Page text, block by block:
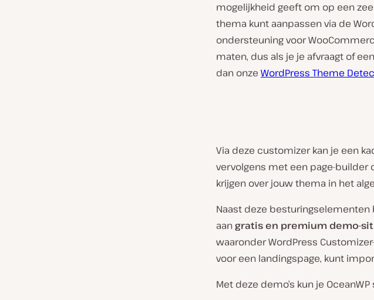
mogelijkheid geeft om op een
thema kunt aanpassen via de
ondersteuning voor
maten, dus als je je afvraagt of
dan onze WordPress Theme
Via deze customizer kan je een
vervolgens met een page-
krijgen over jouw thema in het
Naast deze besturingselementen
aangratis en premium demo-
waaronder WordPress
voor een landingspage, kunt
Met deze demo’s kun je